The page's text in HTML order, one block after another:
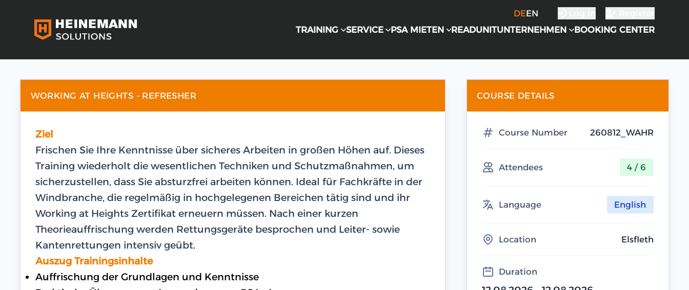
DEEN
TRAINING
SERVICE PSA MIETEN READUNITUNTERNEHMEN BOOKING CENTER
WORKING AT HEIGHTS - REFRESHER
Ziel
Frischen Sie Ihre Kenntnisse über sicheres Arbeiten in großen Höhen auf. Dieses
Training wiederholt die wesentlichen Techniken und Schutzmaßnahmen, um
sicherzustellen, dass Sie absturzfrei arbeiten können. Ideal für Fachkräfte in der
Windbranche, die regelmäßig in hochgelegenen Bereichen tätig sind und ihr
Working at Heights Zertifikat erneuern müssen. Nach einer kurzen
Theorieauffrischung werden Rettungsgeräte besprochen und Leiter- sowie
Kantenrettungen intensiv geübt.
Auszug Trainingsinhalte
Auffrischung der Grundlagen und Kenntnisse
COURSE DETAILS
Course Number 260812_WAHR
Attendees 4 / 6
Language English
Location Elsfleth
Duration